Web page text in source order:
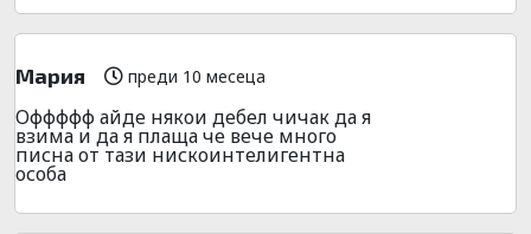
Мария преди 10 месеца
Оффффф айде някои дебел чичак да я
взима и да я плаща че вече много
писна от тази нискоинтелигентна
особа